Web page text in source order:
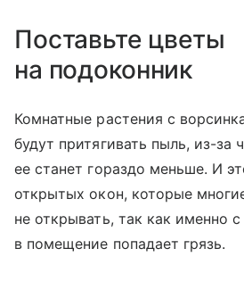
Поставьте цветы
на подоконник
Комнатные растения с
будут притягивать пыль, из-за
ее станет гораздо меньше. И
открытых окон, которые
не открывать, так как именно
в помещение попадает грязь.